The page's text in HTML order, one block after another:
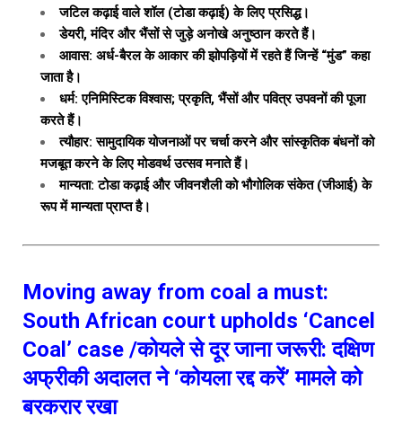
जटिल कढ़ाई वाले शॉल (टोडा कढ़ाई) के लिए प्रसिद्ध।
डेयरी, मंदिर और भैंसों से जुड़े अनोखे अनुष्ठान करते हैं।
आवास: अर्ध-बैरल के आकार की झोपड़ियों में रहते हैं जिन्हें “मुंड” कहा
जाता है।
धर्म: एनिमिस्टिक विश्वास; प्रकृति, भैंसों और पवित्र उपवनों की पूजा
करते हैं।
त्यौहार: सामुदायिक योजनाओं पर चर्चा करने और सांस्कृतिक बंधनों को
मजबूत करने के लिए मोडवर्थ उत्सव मनाते हैं।
मान्यता: टोडा कढ़ाई और जीवनशैली को भौगोलिक संकेत (जीआई) के
रूप में मान्यता प्राप्त है।
Moving away from coal a must:
South African court upholds ‘Cancel
Coal’ case /कोयले से दूर जाना जरूरी: दक्षिण
अफ्रीकी अदालत ने ‘कोयला रद्द करें’ मामले को
बरकरार रखा